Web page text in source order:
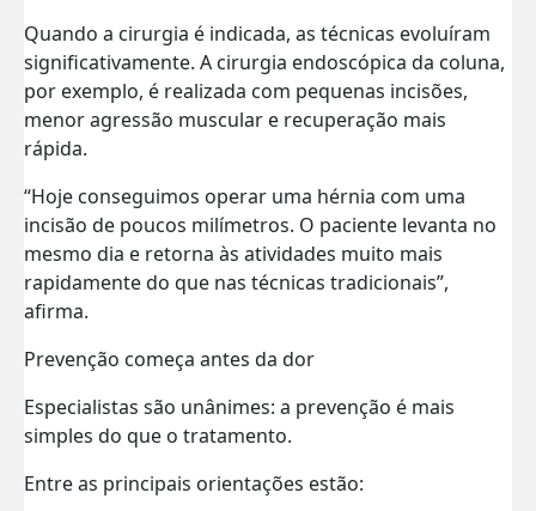
Quando a cirurgia é indicada, as técnicas evoluíram
significativamente. A cirurgia endoscópica da coluna,
por exemplo, é realizada com pequenas incisões,
menor agressão muscular e recuperação mais
rápida.
“Hoje conseguimos operar uma hérnia com uma
incisão de poucos milímetros. O paciente levanta no
mesmo dia e retorna às atividades muito mais
rapidamente do que nas técnicas tradicionais”,
afirma.
Prevenção começa antes da dor
Especialistas são unânimes: a prevenção é mais
simples do que o tratamento.
Entre as principais orientações estão: